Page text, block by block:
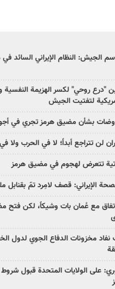
الجيش: النظام الإيراني السائد
"درع روحي" لكسر الهزيمة
لتفتيت الجيش
بشأن مضيق هرمز تجري في
لن تتراجع أبداً؛ لا في الحرب ولا
تتعرض لهجوم في مضيق هرمز
الإيراني: قصف لامِرد تمّ بقنابل
مع عُمان بات وشيكاً، لكن فتح
نفاد مخزونات الدفاع الجوي لدول
على الولايات المتحدة قبول شروط